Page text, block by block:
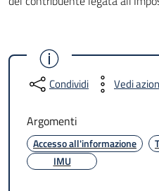
Condividi Vedi
Argomenti
Accesso all'informazione
IMU